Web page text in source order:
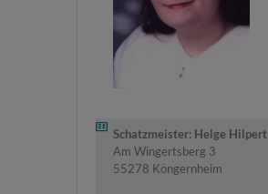
Schatzmeister: Helge Hilpert
Am Wingertsberg 3
55278 Köngernheim